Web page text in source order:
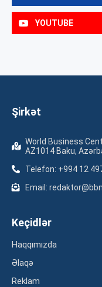
YOUTUBE
Şirkət
World Business
AZ1014 Baku,
Telefon: +994 12
Email:
Keçidlər
Haqqımızda
Əlaqə
Reklam